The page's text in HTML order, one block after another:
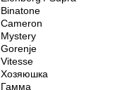
Binatone
Cameron
Mystery
Gorenje
Vitesse
Хозяюшка
Гамма